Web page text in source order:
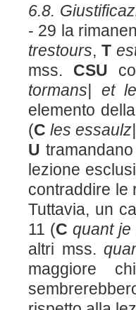
6.8.
- 29 la
trestours, T
mss. CSU
tormans| et
elemento
(Cles
U
lezione
contraddire le
Tuttavia, un
11 (C quant
altri mss.
maggiore